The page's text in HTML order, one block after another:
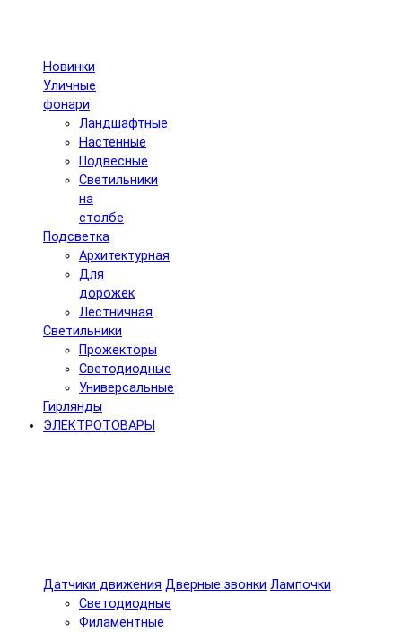
Новинки
Уличные
фонари
Ландшафтные
Настенные
Подвесные
Светильники
на
столбе
Подсветка
Архитектурная
Для
дорожек
Лестничная
Светильники
Прожекторы
Светодиодные
Универсальные
Гирлянды
ЭЛЕКТРОТОВАРЫ
Датчики движения Дверные звонки Лампочки
Светодиодные
Филаментные